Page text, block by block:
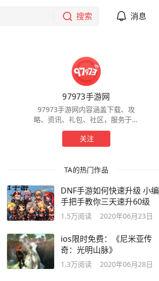
搜索 消息
97973手游网
97973手游网内容涵盖下载、攻
略、资讯、礼包、社区，服务于全
球手游玩家，为玩家提供一站式服
务。
关注
TA的热门作品
DNF手游如何快速升级 小编
手把手教你三天速升60级
1.5万阅读 2020年06月23日
ios限时免费：《尼米亚传
奇：光明山脉》
1.3万阅读 2020年06月28日